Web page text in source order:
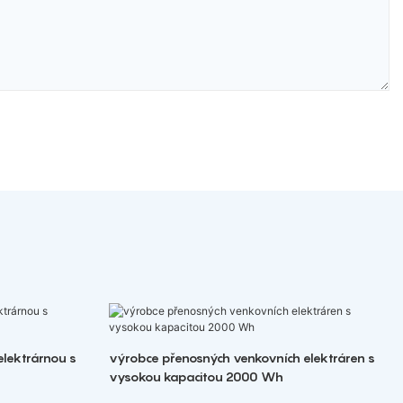
s
výrobce přenosných venkovních elektráren s
vysokou kapacitou 2000 Wh